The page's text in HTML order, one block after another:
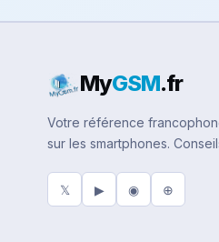
MyGSM.fr
Votre référence
sur les smartphones.
𝕏 ▶ ◉ ⊕